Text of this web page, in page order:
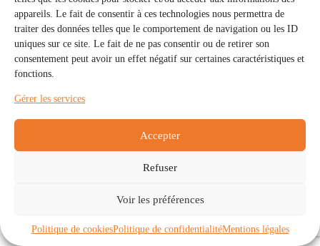
appareils. Le fait de consentir à ces technologies nous permettra de
traiter des données telles que le comportement de navigation ou les ID
uniques sur ce site. Le fait de ne pas consentir ou de retirer son
consentement peut avoir un effet négatif sur certaines caractéristiques et
fonctions.
Gérer les services
Accepter
Refuser
Voir les préférences
Politique de cookiesPolitique de confidentialitéMentions légales
Communautés
À propos
Politique de cookies (UE)